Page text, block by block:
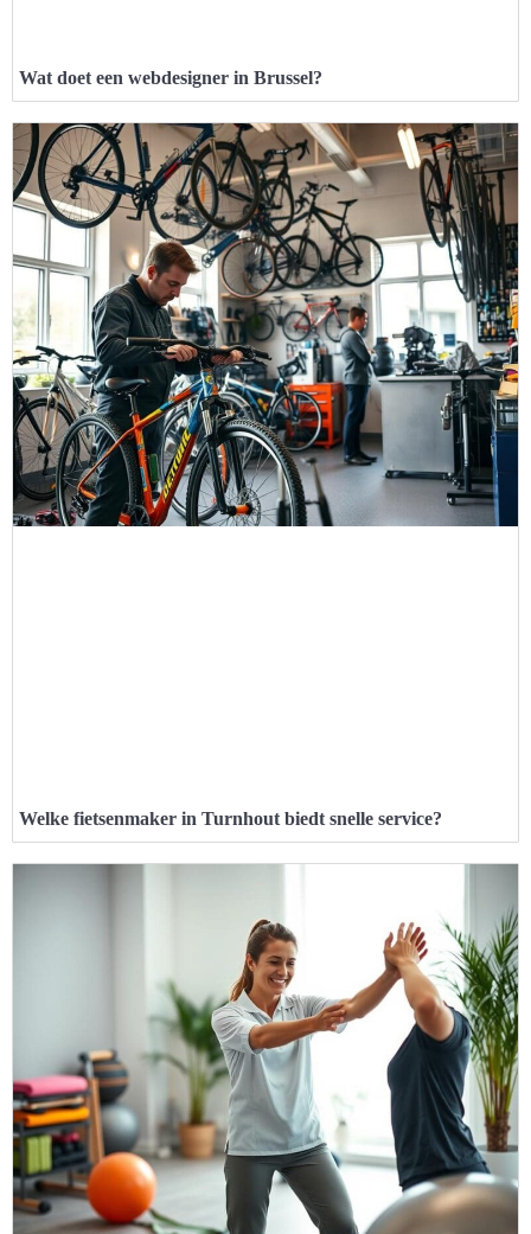
Wat doet een webdesigner in Brussel?
Welke fietsenmaker in Turnhout biedt snelle service?